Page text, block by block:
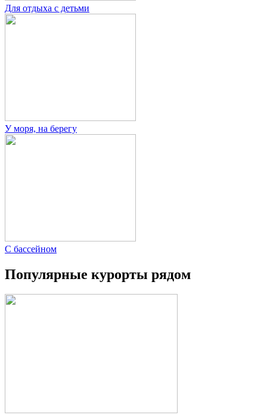
Для отдыха с детьми
У моря, на берегу
С бассейном
Популярные курорты рядом